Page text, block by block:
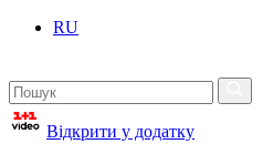
RU
Відкрити у додатку